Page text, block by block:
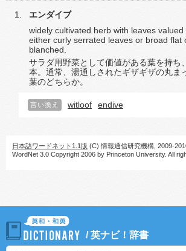
エンダイブ
widely cultivated herb with leaves
either curly serrated leaves or broad flat
blanched.
サラダ用野菜として価値がある葉を持ち
本。通常、湯通しされたギザギザの丸ま
葉のどちらか。
言い換え witloof endive
日本語ワードネット1.1版 (C) 情報通信研究機構, 2009-
WordNet 3.0 Copyright 2006 by Princeton University. All
/英ナビ！辞書